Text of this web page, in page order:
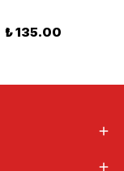
₺ 135.00